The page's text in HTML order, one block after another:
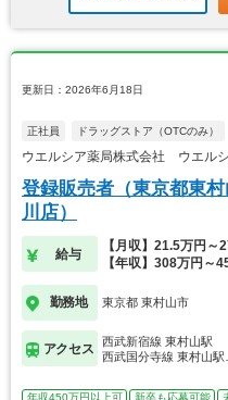
更新日：2026年6月18日
正社員 ドラッグストア（OTCのみ）
ウエルシア薬局株式会社 ウエル
登録販売者（東京都東
川店）
給与
【月収】21.5万円～
【年収】308万円～
勤務地 東京都 東村山市
アクセス
西武新宿線 東村山駅
西武国分寺線 東村山
年収450万円以上可 新卒も応募可能